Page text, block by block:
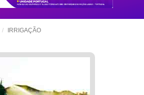
IRRIGAÇÃO